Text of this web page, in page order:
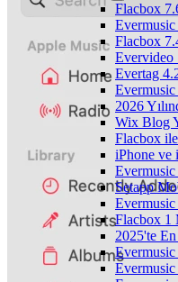
Flacbox
Flacbox
Evervideo
Evertag
2026
Wix Blog
Flacbox
iPhone ve
Setapp
Flacbox 1
2025'te
Evermusic